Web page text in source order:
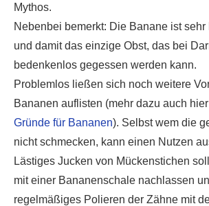
Mythos.
Nebenbei bemerkt: Die Banane ist
und damit das einzige Obst, das bei
bedenkenlos gegessen werden kann.
Problemlos ließen sich noch weitere
Bananen auflisten (mehr dazu auch
Gründe für Bananen). Selbst wem die
nicht schmecken, kann einen Nutzen
Lästiges Jucken von Mückenstichen
mit einer Bananenschale nachlassen
regelmäßiges Polieren der Zähne mit